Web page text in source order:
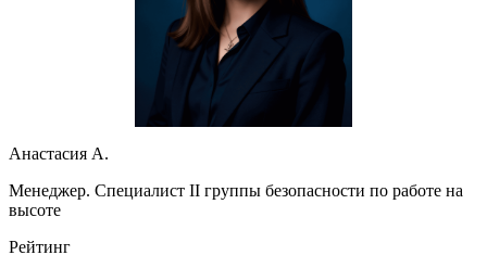
Анастасия А.
Менеджер. Специалист II группы безопасности по работе на
высоте
Рейтинг